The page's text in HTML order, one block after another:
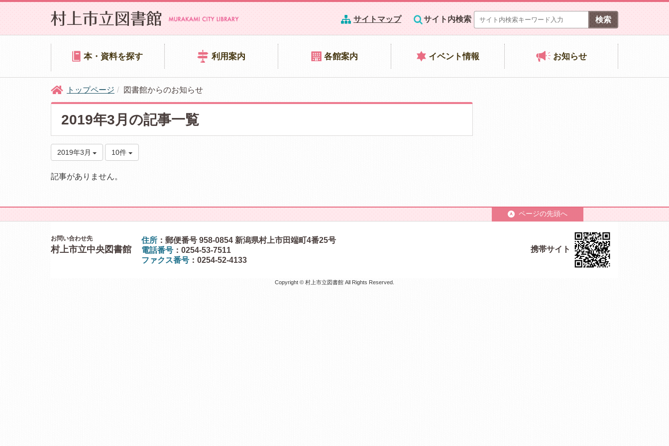
サイトマップ サイト内検索
本・資料を探す 利用案内 各館案内 イベント情報 お知らせ
トップページ 図書館からのお知らせ
2019年3月の記事一覧
2019年3月 10件
記事がありません。
ページの先頭へ
お問い合わせ先
村上市立中央図書館
住所 ：郵便番号 958-0854 新潟県村上市田端町4番25号
電話番号 ：0254-53-7511
ファクス番号 ：0254-52-4133
携帯サイト
Copyright © 村上市立図書館 All Rights Reserved.